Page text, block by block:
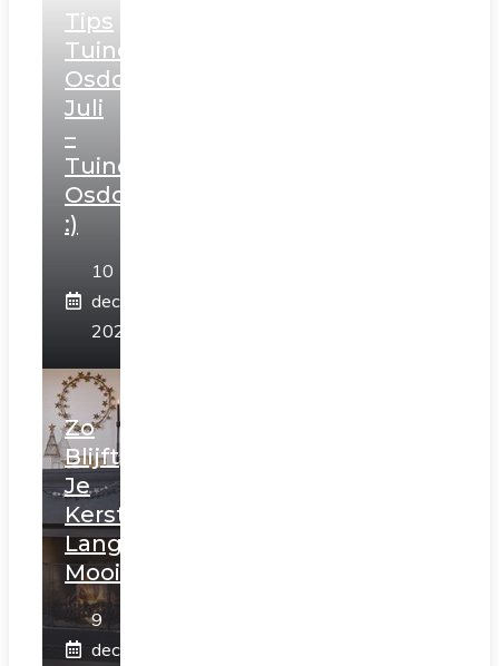
Tips
Tuincentrum
Osdorp
Juli
–
Tuincentrum
Osdorp
:)
10
december
2025
Zo
Blijft
Je
Kerstboom
Langer
Mooi
9
december